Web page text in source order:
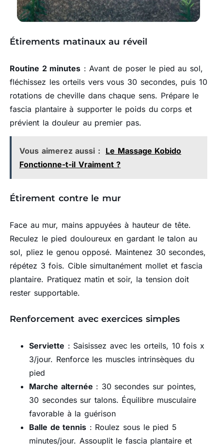
Étirements matinaux au réveil
Routine 2 minutes : Avant de poser le pied au sol,
fléchissez les orteils vers vous 30 secondes, puis 10
rotations de cheville dans chaque sens. Prépare le
fascia plantaire à supporter le poids du corps et
prévient la douleur au premier pas.
Vous aimerez aussi :
Le Massage Kobido
Fonctionne-t-il Vraiment ?
Étirement contre le mur
Face au mur, mains appuyées à hauteur de tête.
Reculez le pied douloureux en gardant le talon au
sol, pliez le genou opposé. Maintenez 30 secondes,
répétez 3 fois. Cible simultanément mollet et fascia
plantaire. Pratiquez matin et soir, la tension doit
rester supportable.
Renforcement avec exercices simples
Serviette : Saisissez avec les orteils, 10 fois x
3/jour. Renforce les muscles intrinsèques du
pied
Marche alternée : 30 secondes sur pointes,
30 secondes sur talons. Équilibre musculaire
favorable à la guérison
Balle de tennis : Roulez sous le pied 5
minutes/jour. Assouplit le fascia plantaire et